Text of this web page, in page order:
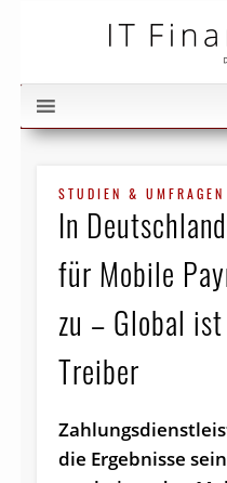
STUDIEN & UMFRAGEN
In
für Mobile
zu – Global
Treiber
die Ergebnisse